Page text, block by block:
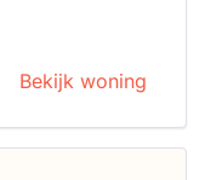
Bekijk woning